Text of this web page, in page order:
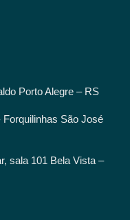
Porto Alegre – RS
São José
sala 101 Bela Vista –